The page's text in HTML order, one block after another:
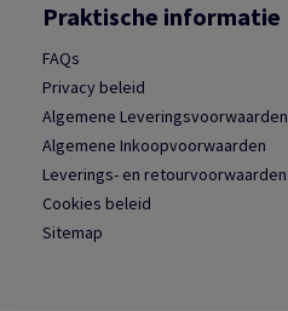
Praktische informatie
FAQs
Privacy beleid
Algemene Leveringsvoorwaarden
Algemene Inkoopvoorwaarden
Leverings- en retourvoorwaarden
Cookies beleid
Sitemap